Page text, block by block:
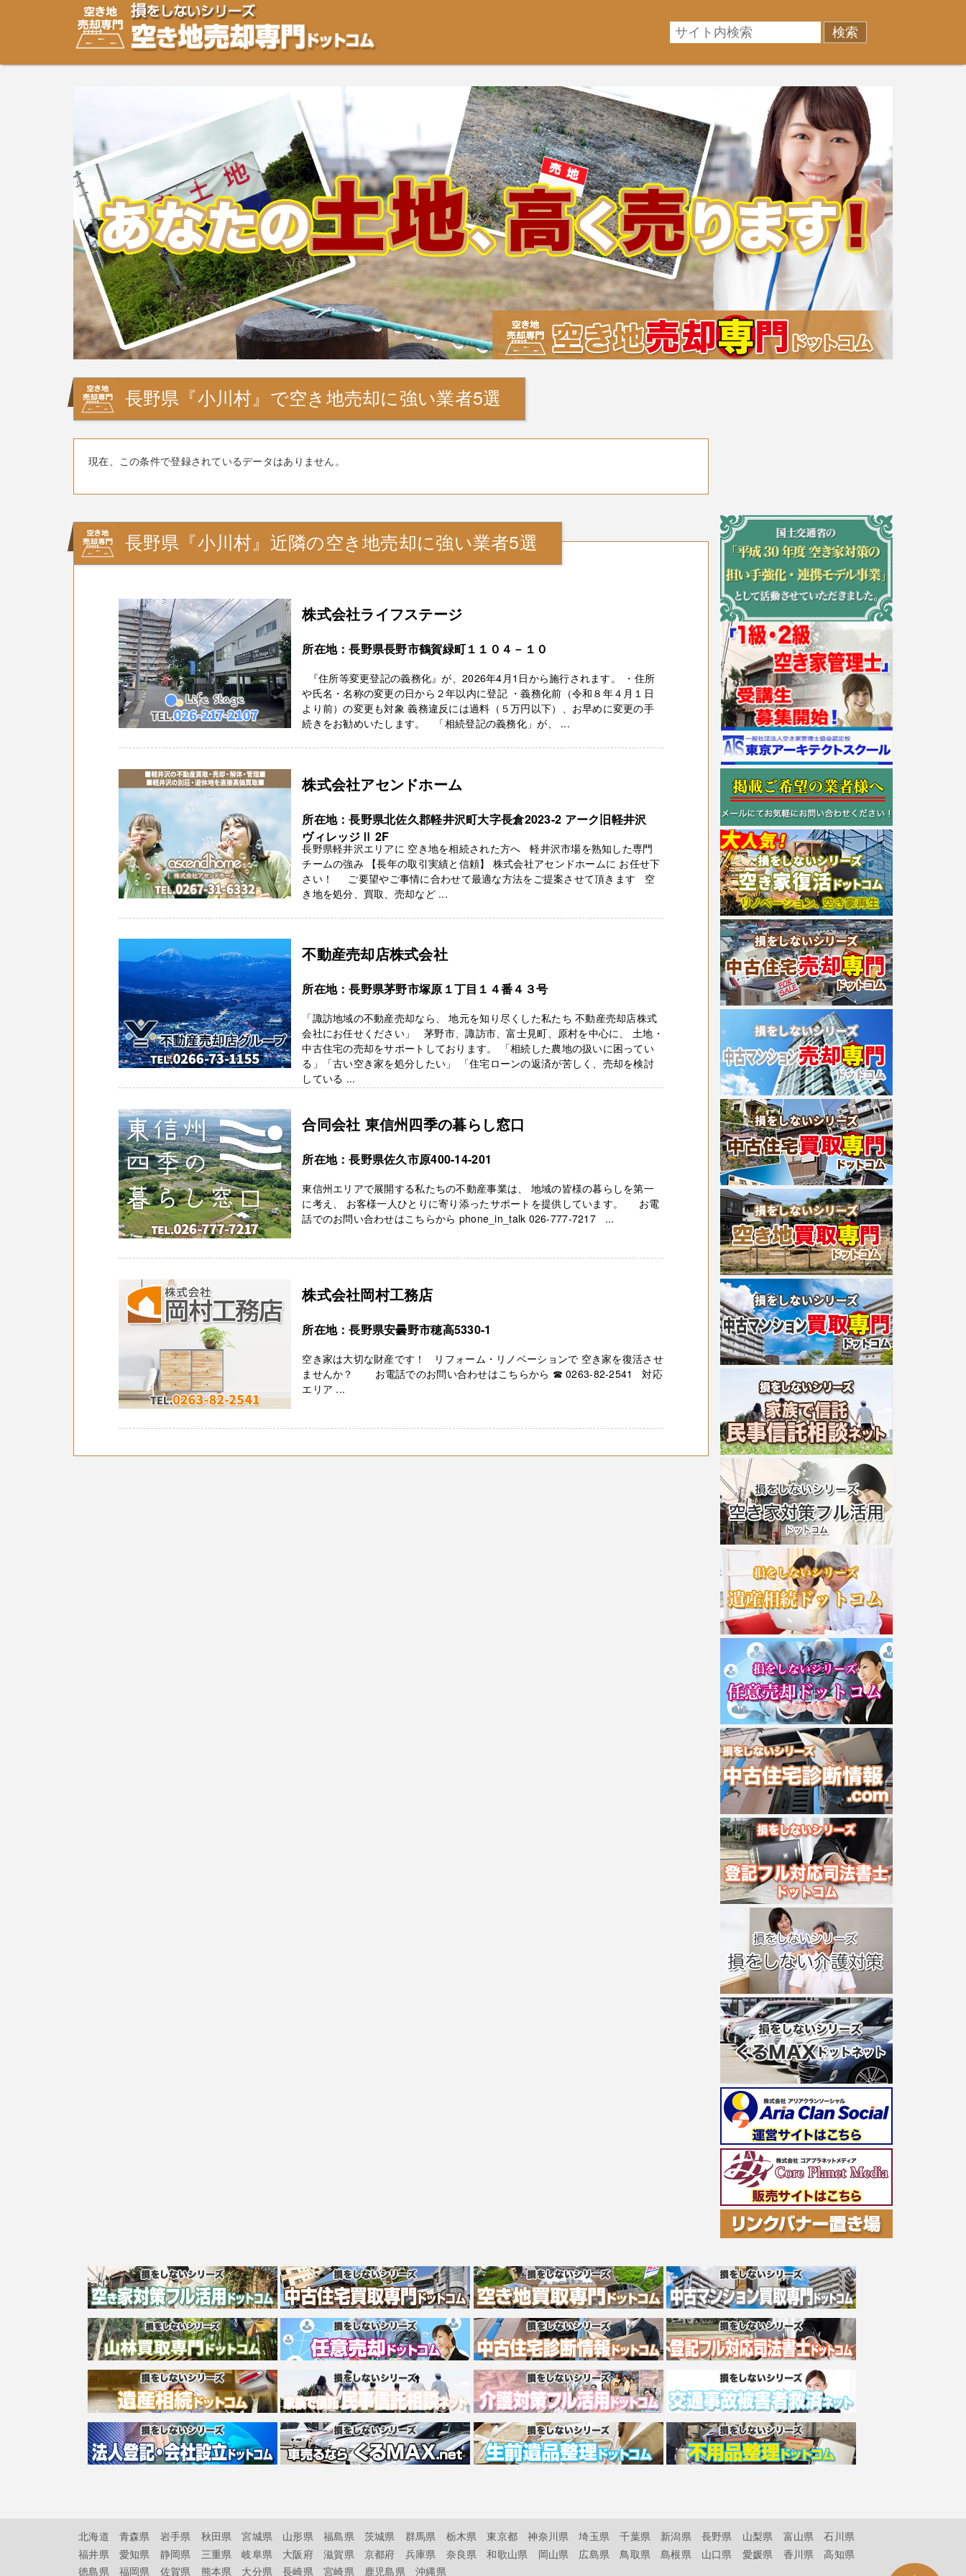
空き地・土地の「売却」は「個人」の方々が、「買取」は不動産や開発等の「業者」が物件を買います。一般的に「売却」は時間はかかるが相場に準じた売却金額、「買取」は短期ではあるが相場よ
り安めの売却金額と言われています。空き地・土地の売却をご検討中の方はお気軽にご相談ください。空き地・土地、相続不動産など、不動産売却のお悩みを全国の専門家が解決致します！
長野県『小川村』で空き地売却に強い業者5選
現在、この条件で登録されているデータはありません。
長野県『小川村』近隣の空き地売却に強い業者5選
株式会社ライフステージ
所在地：長野県長野市鶴賀緑町１１０４－１０
『住所等変更登記の義務化』が、2026年4月1日から施行されます。 ・住所
や氏名・名称の変更の日から２年以内に登記 ・義務化前（令和８年４月１日
より前）の変更も対象 義務違反には過料（５万円以下）、お早めに変更の手
続きをお勧めいたします。 「相続登記の義務化」が、 ...
株式会社アセンドホーム
所在地：長野県北佐久郡軽井沢町大字長倉2023-2 アーク旧軽井沢
ヴィレッジⅡ 2F
長野県軽井沢エリアに 空き地を相続された方へ 軽井沢市場を熟知した専門
チームの強み 【長年の取引実績と信頼】 株式会社アセンドホームに お任せ下
さい！ ご要望やご事情に合わせて最適な方法をご提案させて頂きます 空
き地を処分、買取、売却など ...
不動産売却店株式会社
所在地：長野県茅野市塚原１丁目１４番４３号
「諏訪地域の不動産売却なら、 地元を知り尽くした私たち 不動産売却店株式
会社にお任せください」 茅野市、諏訪市、富士見町、原村を中心に、 土地・
中古住宅の売却をサポートしております。 「相続した農地の扱いに困ってい
る」「古い空き家を処分したい」 「住宅ローンの返済が苦しく、売却を検討
している ...
合同会社 東信州四季の暮らし窓口
所在地：長野県佐久市原400-14-201
東信州エリアで展開する私たちの不動産事業は、 地域の皆様の暮らしを第一
に考え、 お客様一人ひとりに寄り添ったサポートを提供しています。 お電
話でのお問い合わせはこちらから phone_in_talk 026-777-7217 ...
株式会社岡村工務店
所在地：長野県安曇野市穂高5330-1
空き家は大切な財産です！ リフォーム・リノベーションで 空き家を復活させ
ませんか？ お電話でのお問い合わせはこちらから ☎ 0263-82-2541 対応
エリア ...
北海道 青森県 岩手県 秋田県 宮城県 山形県 福島県 茨城県 群馬県 栃木県 東京都 神奈川県 埼玉県 千葉県 新潟県 長野県 山梨県 富山県
石川県
福井県
愛知県 静岡県 三重県 岐阜県 大阪府 滋賀県 京都府 兵庫県 奈良県 和歌山県 岡山県 広島県 鳥取県 島根県 山口県 愛媛県 香川県
高知県
徳島県
福岡県 佐賀県 熊本県 大分県 長崎県 宮崎県 鹿児島県 沖縄県